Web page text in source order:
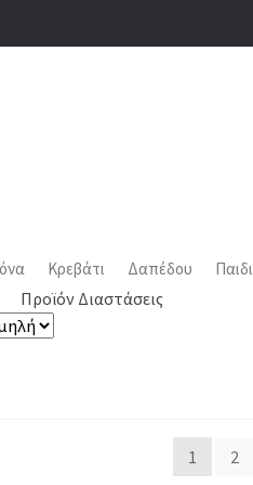
Κρεβάτι Δαπέδου
Προϊόν Διαστάσεις
1 2